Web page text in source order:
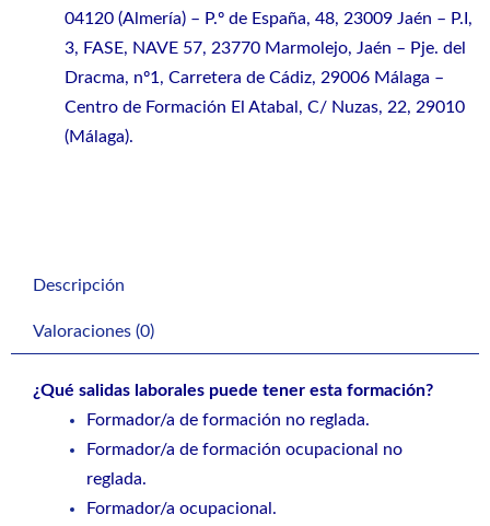
04120 (Almería) – P.º de España, 48, 23009 Jaén – P.I,
3, FASE, NAVE 57, 23770 Marmolejo, Jaén – Pje. del
Dracma, nº1, Carretera de Cádiz, 29006 Málaga –
Centro de Formación El Atabal, C/ Nuzas, 22, 29010
(Málaga).
Descripción
Valoraciones (0)
¿Qué salidas laborales puede tener esta formación?
Formador/a de formación no reglada.
Formador/a de formación ocupacional no
reglada.
Formador/a ocupacional.